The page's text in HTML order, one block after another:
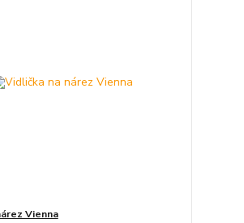
Vienna